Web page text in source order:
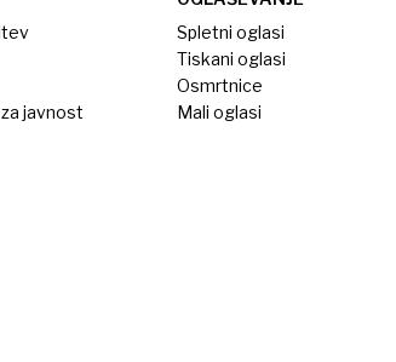
javnost
Spletni oglasi
Tiskani oglasi
Osmrtnice
Mali oglasi